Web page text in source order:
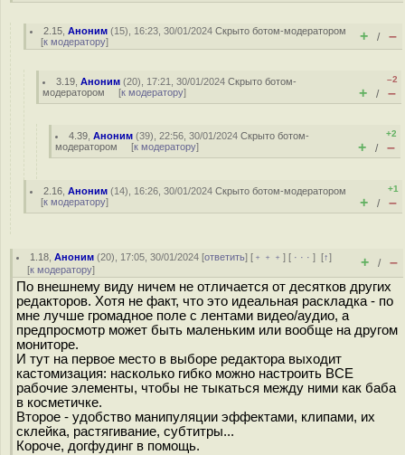
2.15 ,Аноним (15), 16:23, 30/01/2024Скрыто ботом-модератором
[к модератору] + / –
3.19 ,Аноним (20), 17:21, 30/01/2024Скрыто ботом-
модератором [к модератору]
–2
+ / –
4.39 ,Аноним (39), 22:56, 30/01/2024Скрыто ботом-
модератором [к модератору]
+2
+ / –
2.16 ,Аноним (14), 16:26, 30/01/2024Скрыто ботом-модератором
[к модератору]
+1
+ / –
1.18 ,Аноним (20), 17:05, 30/01/2024 [ответить] [ ﹢﹢﹢] [ · · ·][↑]
[к модератору] + / –
По внешнему виду ничем не отличается от десятков других
редакторов. Хотя не факт, что это идеальная раскладка - по
мне лучше громадное поле с лентами видео/аудио, а
предпросмотр может быть маленьким или вообще на другом
мониторе.
И тут на первое место в выборе редактора выходит
кастомизация: насколько гибко можно настроить ВСЕ
рабочие элементы, чтобы не тыкаться между ними как баба
в косметичке.
Второе - удобство манипуляции эффектами, клипами, их
склейка, растягивание, субтитры...
Короче, догфудинг в помощь.